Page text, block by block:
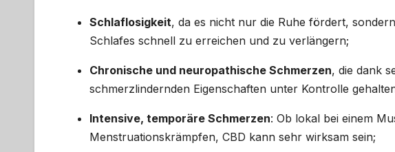
Schlaflosigkeit, da es nicht nur die Ruhe fördert,
Schlafes schnell zu erreichen und zu verlängern;
Chronische und neuropathische Schmerzen, die dank
schmerzlindernden Eigenschaften unter Kontrolle
Intensive, temporäre Schmerzen: Ob lokal bei einem
Menstruationskrämpfen, CBD kann sehr wirksam sein;